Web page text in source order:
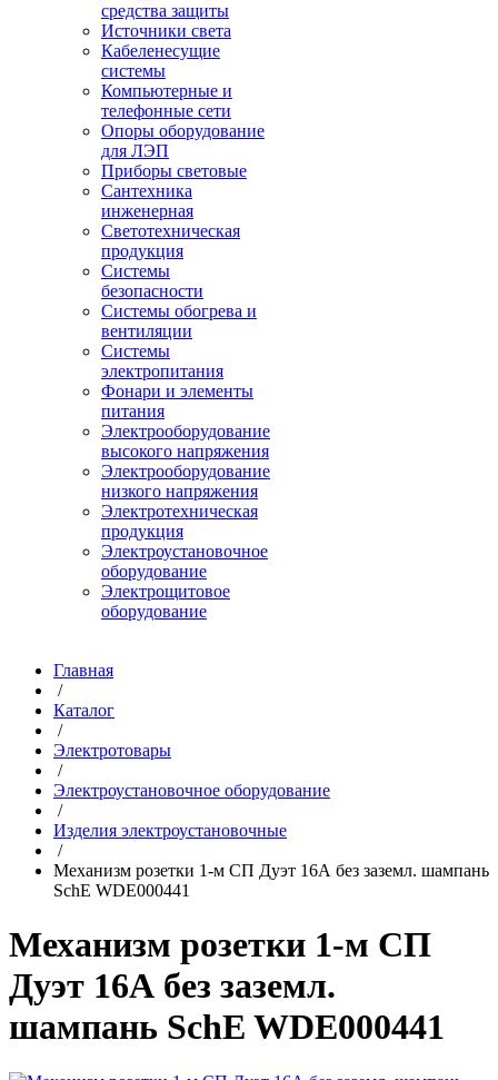
средства защиты
Источники света
Кабеленесущие
системы
Компьютерные и
телефонные сети
Опоры оборудование
для ЛЭП
Приборы световые
Сантехника
инженерная
Светотехническая
продукция
Системы
безопасности
Системы обогрева и
вентиляции
Системы
электропитания
Фонари и элементы
питания
Электрооборудование
высокого напряжения
Электрооборудование
низкого напряжения
Электротехническая
продукция
Электроустановочное
оборудование
Электрощитовое
оборудование
Главная
/
Каталог
/
Электротовары
/
Электроустановочное оборудование
/
Изделия электроустановочные
/
Механизм розетки 1-м СП Дуэт 16А без заземл. шампань
SchE WDE000441
Механизм розетки 1-м СП
Дуэт 16А без заземл.
шампань SchE WDE000441